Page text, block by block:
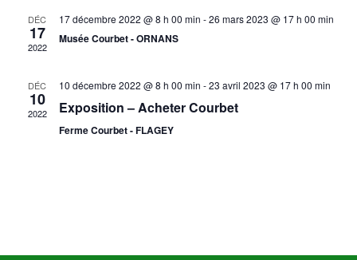
DÉC
17
2022
17 décembre 2022 @ 8 h 00 min -26 mars 2023 @ 17 h 00 min
Musée Courbet - ORNANS
DÉC
10
2022
10 décembre 2022 @ 8 h 00 min -23 avril 2023 @ 17 h 00 min
Exposition – Acheter Courbet
Ferme Courbet - FLAGEY